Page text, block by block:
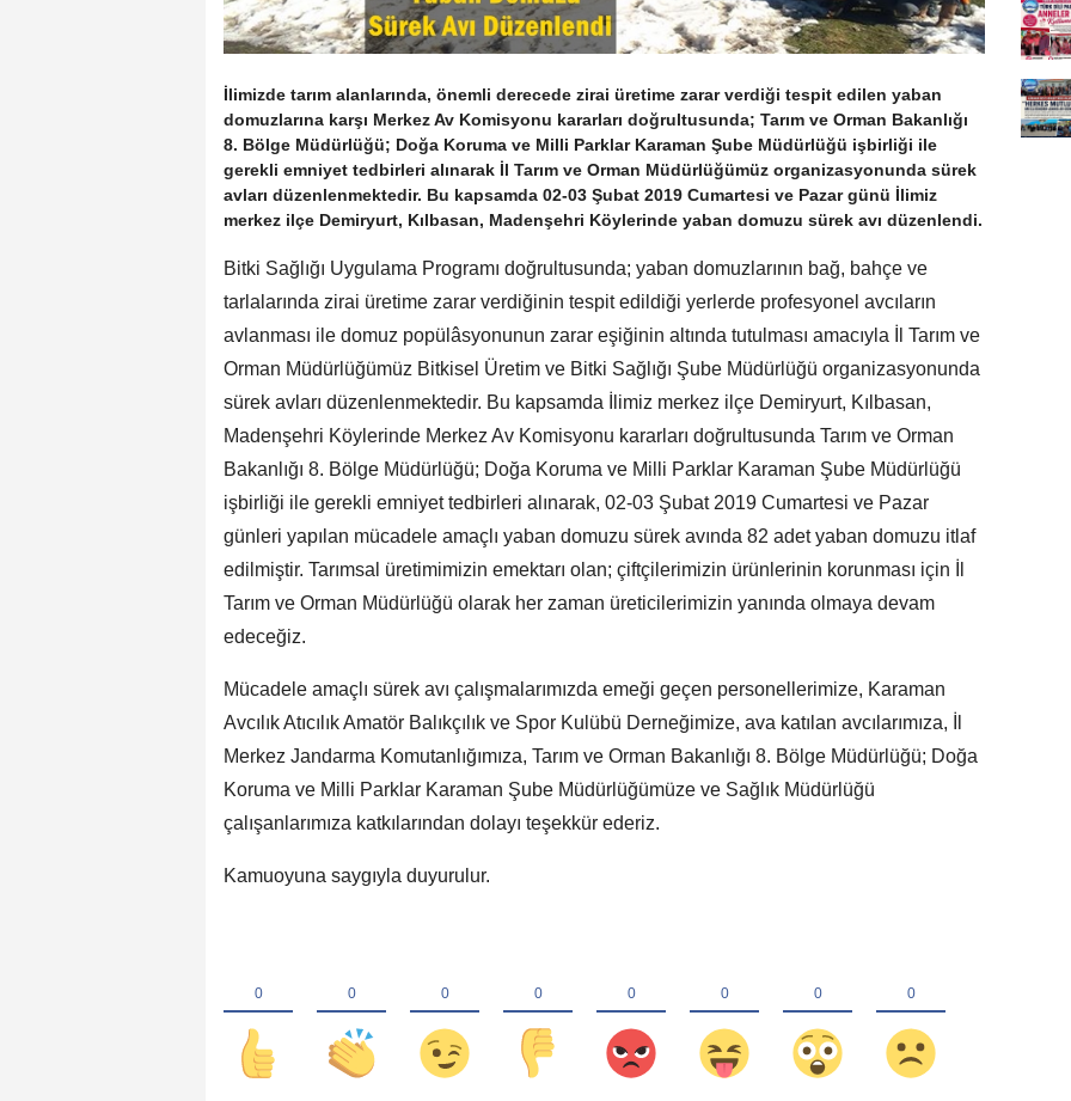
İlimizde tarım alanlarında, önemli derecede zirai üretime zarar verdiği tespit edilen yaban
domuzlarına karşı Merkez Av Komisyonu kararları doğrultusunda; Tarım ve Orman Bakanlığı
8. Bölge Müdürlüğü; Doğa Koruma ve Milli Parklar Karaman Şube Müdürlüğü işbirliği ile
gerekli emniyet tedbirleri alınarak İl Tarım ve Orman Müdürlüğümüz organizasyonunda sürek
avları düzenlenmektedir. Bu kapsamda 02-03 Şubat 2019 Cumartesi ve Pazar günü İlimiz
merkez ilçe Demiryurt, Kılbasan, Madenşehri Köylerinde yaban domuzu sürek avı düzenlendi.
Bitki Sağlığı Uygulama Programı doğrultusunda; yaban domuzlarının bağ, bahçe ve
tarlalarında zirai üretime zarar verdiğinin tespit edildiği yerlerde profesyonel avcıların
avlanması ile domuz popülâsyonunun zarar eşiğinin altında tutulması amacıyla İl Tarım ve
Orman Müdürlüğümüz Bitkisel Üretim ve Bitki Sağlığı Şube Müdürlüğü organizasyonunda
sürek avları düzenlenmektedir. Bu kapsamda İlimiz merkez ilçe Demiryurt, Kılbasan,
Madenşehri Köylerinde Merkez Av Komisyonu kararları doğrultusunda Tarım ve Orman
Bakanlığı 8. Bölge Müdürlüğü; Doğa Koruma ve Milli Parklar Karaman Şube Müdürlüğü
işbirliği ile gerekli emniyet tedbirleri alınarak, 02-03 Şubat 2019 Cumartesi ve Pazar
günleri yapılan mücadele amaçlı yaban domuzu sürek avında 82 adet yaban domuzu itlaf
edilmiştir. Tarımsal üretimimizin emektarı olan; çiftçilerimizin ürünlerinin korunması için İl
Tarım ve Orman Müdürlüğü olarak her zaman üreticilerimizin yanında olmaya devam
edeceğiz.
Mücadele amaçlı sürek avı çalışmalarımızda emeği geçen personellerimize, Karaman
Avcılık Atıcılık Amatör Balıkçılık ve Spor Kulübü Derneğimize, ava katılan avcılarımıza, İl
Merkez Jandarma Komutanlığımıza, Tarım ve Orman Bakanlığı 8. Bölge Müdürlüğü; Doğa
Koruma ve Milli Parklar Karaman Şube Müdürlüğümüze ve Sağlık Müdürlüğü
çalışanlarımıza katkılarından dolayı teşekkür ederiz.
Kamuoyuna saygıyla duyurulur.